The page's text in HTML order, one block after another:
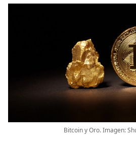
Bitcoin y Oro. Imagen: